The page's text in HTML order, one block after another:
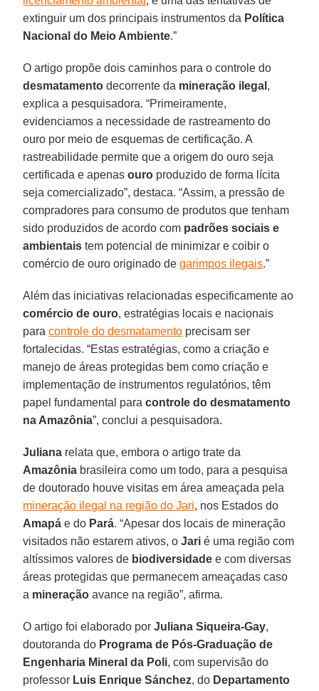
extinguir um dos principais instrumentos da Política
Nacional do Meio Ambiente.”
O artigo propõe dois caminhos para o controle do
desmatamento decorrente da mineração ilegal ,
explica a pesquisadora. “Primeiramente,
evidenciamos a necessidade de rastreamento do
ouro por meio de esquemas de certificação. A
rastreabilidade permite que a origem do ouro seja
certificada e apenasouro produzido de forma lícita
seja comercializado”, destaca. “Assim, a pressão de
compradores para consumo de produtos que tenham
sido produzidos de acordo com padrões sociais e
ambientais tem potencial de minimizar e coibir o
comércio de ouro originado degarimpos ilegais.”
Além das iniciativas relacionadas especificamente ao
comércio de ouro, estratégias locais e nacionais
paracontrole do desmatamento precisam ser
fortalecidas. “Estas estratégias, como a criação e
manejo de áreas protegidas bem como criação e
implementação de instrumentos regulatórios, têm
papel fundamental paracontrole do desmatamento
na Amazônia”, conclui a pesquisadora.
Juliana relata que, embora o artigo trate da
Amazônia brasileira como um todo, para a pesquisa
de doutorado houve visitas em área ameaçada pela
mineração ilegal na região do Jari, nos Estados do
Amapá e do Pará. “Apesar dos locais de mineração
visitados não estarem ativos, oJari é uma região com
altíssimos valores de biodiversidade e com diversas
áreas protegidas que permanecem ameaçadas caso
a mineração avance na região”, afirma.
O artigo foi elaborado porJuliana Siqueira-Gay,
doutoranda do Programa de Pós-Graduação de
Engenharia Mineral da Poli, com supervisão do
professor Luis Enrique Sánchez, do Departamento